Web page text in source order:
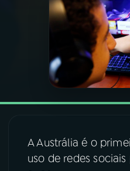
PROGRAMAÇÃO
PROGRAMAS
06VIDEOCASTS
A Austrália é o
uso de redes